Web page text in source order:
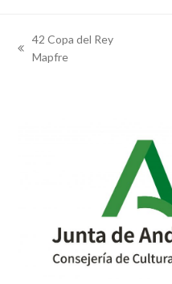
previous
42 Copa del Rey
Mapfre